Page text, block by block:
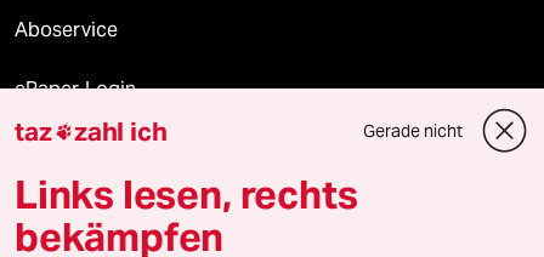
Aboservice
ePaper Login
Downloads für Abonnierende
taz zahl ich Gerade nicht
Links lesen, rechts
bekämpfen